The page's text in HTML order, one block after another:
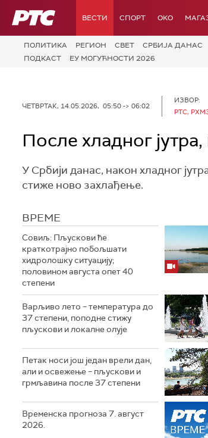
РТС ВЕСТИ СПОРТ OKO
ПОЛИТИКА РЕГИОН СВЕТ СРБИЈА ДАНАС
ПОДКАСТ
ЕУ МОГУЋНОСТИ 2026
ЧЕТВРТАК, 14.05.2026, 05:50 -> 06:02
ИЗВОР:
РТС,
После хладног
У Србији данас, након хладног
стиже ново захлађење.
ВРЕМЕ
Совиљ: Пљускови ће
краткотрајно побољшати
хидролошку ситуацију;
половином августа опет 40
степени
Варљиво лето – температура до
37 степени, поподне стижу
пљускови и локалне олује
Петак носи још један врели дан,
али и освежење – пљускови и
грмљавина после 37 степени
Временска прогноза 7. август
2026.